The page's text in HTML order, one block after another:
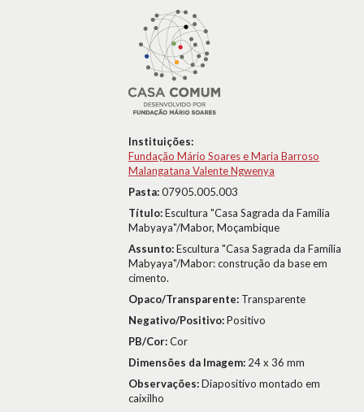
Instituições:
Fundação Mário Soares e Maria Barroso
Malangatana Valente Ngwenya
Pasta:07905.005.003
Título:Escultura "Casa Sagrada da Família
Mabyaya"/Mabor, Moçambique
Assunto:Escultura "Casa Sagrada da Família
Mabyaya"/Mabor: construção da base em
cimento.
Opaco/Transparente: Transparente
Negativo/Positivo:Positivo
PB/Cor:Cor
Dimensões da Imagem: 24 x 36 mm
Observações:Diapositivo montado em
caixilho